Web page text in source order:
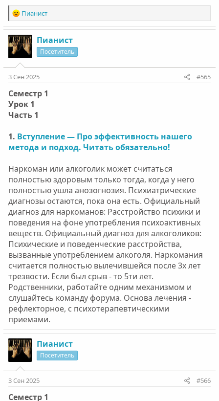
Р
е
а
к
ц
и
и
:
Пианист
Пианист
Посетитель
3 Сен 2025 #565
Семестр 1
Урок 1
Часть 1
1. Вступление — Про эффективность нашего
метода и подход. Читать обязательно!
Наркоман или алкоголик может считаться
полностью здоровым только тогда, когда у него
полностью ушла анозогнозия. Психиатрические
диагнозы остаются, пока она есть. Официальный
диагноз для наркоманов: Расстройство психики и
поведения на фоне употребления психоактивных
веществ. Официальный диагноз для алкоголиков:
Психические и поведенческие расстройства,
вызванные употреблением алкоголя. Наркомания
считается полностью вылечившейся после 3х лет
трезвости. Если был срыв - то 5ти лет.
Родственники, работайте одним механизмом и
слушайтесь команду форума. Основа лечения -
рефлекторное, с психотерапевтическими
приемами.
Пианист
Посетитель
3 Сен 2025 #566
Семестр 1